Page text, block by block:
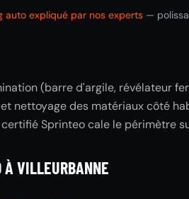
auto expliqué par nos experts —
(barre d'argile, révélateur
nettoyage des matériaux côté
Sprinteo cale le périmètre
À VILLEURBANNE